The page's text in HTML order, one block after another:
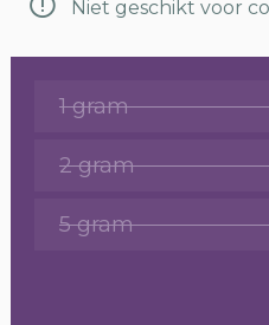
Niet geschikt voor
1 gram
2 gram
5 gram